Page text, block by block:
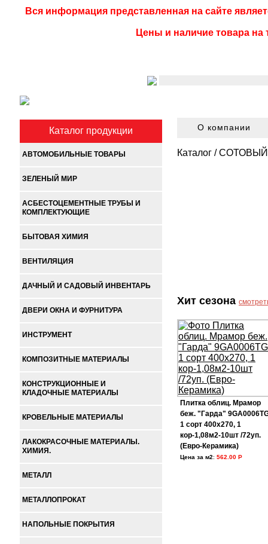
Вся информация представленная на сайте
Цены и наличие товара на
Каталог продукции
АВТОМОБИЛЬНЫЕ ТОВАРЫ
ЗЕЛЕНЫЙ МИР
АСБЕСТОЦЕМЕНТНЫЕ ТРУБЫ И
КОМПЛЕКТУЮЩИЕ
БЫТОВАЯ ХИМИЯ
ВЕНТИЛЯЦИЯ
ДАЧНЫЙ И САДОВЫЙ ИНВЕНТАРЬ
ДВЕРИ ОКНА И ФУРНИТУРА
ИНСТРУМЕНТ
КОМПОЗИТНЫЕ МАТЕРИАЛЫ
КОНСТРУКЦИОННЫЕ И
КЛАДОЧНЫЕ МАТЕРИАЛЫ
КРОВЕЛЬНЫЕ МАТЕРИАЛЫ
ЛАКОКРАСОЧНЫЕ МАТЕРИАЛЫ.
ХИМИЯ.
МЕТАЛЛ
МЕТАЛЛОПРОКАТ
НАПОЛЬНЫЕ ПОКРЫТИЯ
О компании
Каталог /
Хит сезона
Плитка облиц. Мрамор
беж. "Гарда"
1 сорт 400х270, 1
кор-1,08м2-10шт /72уп.
(Евро-Керамика)
Цена за м2: 562.00 Р